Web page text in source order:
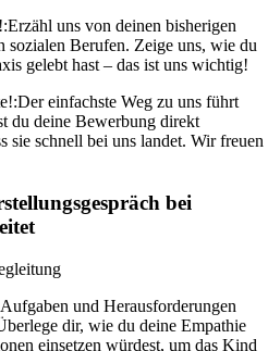
Erzähl uns von deinen bisherigen
Berufen. Zeige uns, wie du
gelebt hast – das ist uns wichtig!
Der einfachste Weg zu uns führt
du deine Bewerbung direkt
sie schnell bei uns landet. Wir freuen
bei
und Herausforderungen
dir, wie du deine Empathie
einsetzen würdest, um das Kind